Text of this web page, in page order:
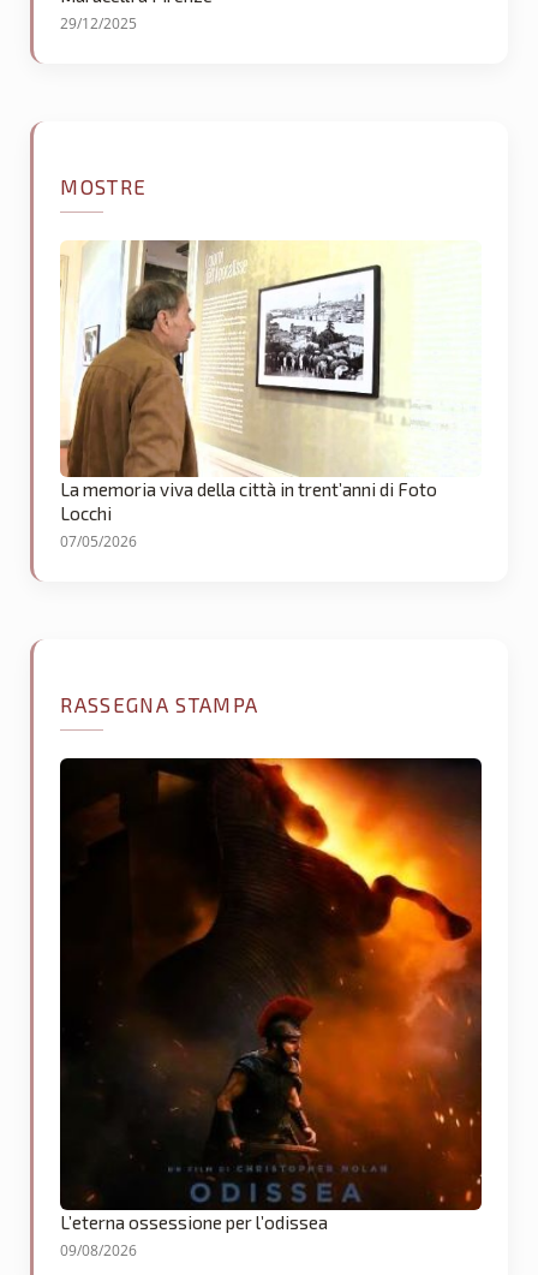
29/12/2025
MOSTRE
La memoria viva della città in trent’anni di Foto
Locchi
07/05/2026
RASSEGNA STAMPA
L’eterna ossessione per l’odissea
09/08/2026